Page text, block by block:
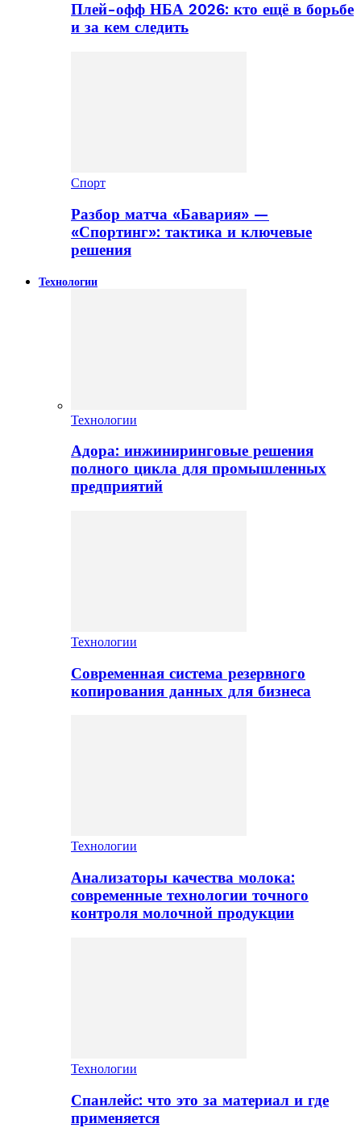
Плей-офф НБА 2026: кто ещё в борьбе
и за кем следить
Спорт
Разбор матча «Бавария» —
«Спортинг»: тактика и ключевые
решения
Технологии
Технологии
Адора: инжиниринговые решения
полного цикла для промышленных
предприятий
Технологии
Современная система резервного
копирования данных для бизнеса
Технологии
Анализаторы качества молока:
современные технологии точного
контроля молочной продукции
Технологии
Спанлейс: что это за материал и где
применяется